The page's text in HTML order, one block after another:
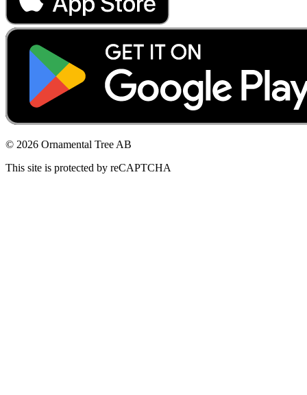
© 2026 Ornamental Tree AB
This site is protected by reCAPTCHA